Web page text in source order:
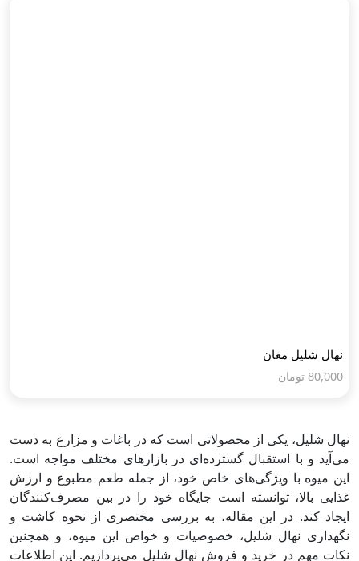
نهال شلیل مغان
80,000 تومان
نهال شلیل، یکی از محصولاتی است که در باغات و مزارع به دست
می‌آید و با استقبال گسترده‌ای در بازارهای مختلف مواجه است.
این میوه با ویژگی‌های خاص خود، از جمله طعم مطبوع و ارزش
غذایی بالا، توانسته است جایگاه خود را در بین مصرف‌کنندگان
ایجاد کند. در این مقاله، به بررسی مختصری از نحوه کاشت و
نگهداری نهال شلیل، خصوصیات و خواص این میوه، و همچنین
نکات مهم در خرید و فروش نهال شلیل می‌پردازیم. این اطلاعات